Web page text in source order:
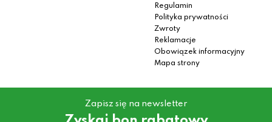
Regulamin
Polityka prywatności
Zwroty
Reklamacje
Obowiązek informacyjny
Mapa strony
Zapisz się na newsletter